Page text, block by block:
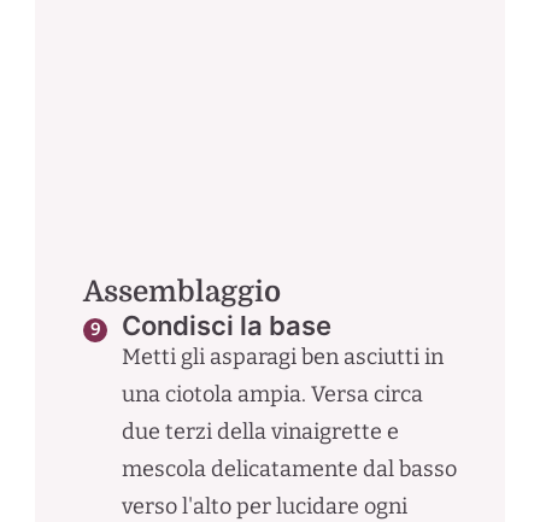
Assemblaggio
Condisci la base
Metti gli asparagi ben asciutti in
una ciotola ampia. Versa circa
due terzi della vinaigrette e
mescola delicatamente dal basso
verso l'alto per lucidare ogni